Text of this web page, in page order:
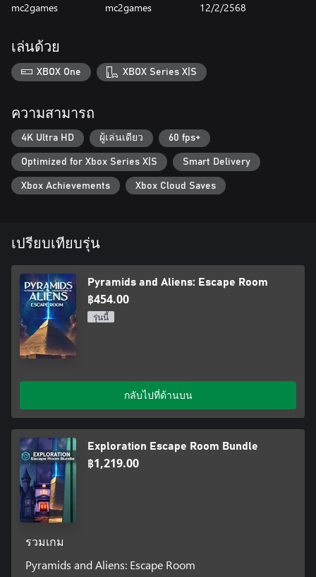
mc2games mc2games 12/2/2568
เล่นด้วย
XBOX One XBOX Series X|S
ความสามารถ
4K Ultra HD ผู้เล่นเดียว 60 fps+
Optimized for Xbox Series X|S Smart Delivery
Xbox Achievements Xbox Cloud Saves
เปรียบเทียบรุ่น
Pyramids and Aliens: Escape Room
฿454.00
รุ่นนี้
กลับไปที่ด้านบน
Exploration Escape Room Bundle
฿1,219.00
รวมเกม
Pyramids and Aliens: Escape Room